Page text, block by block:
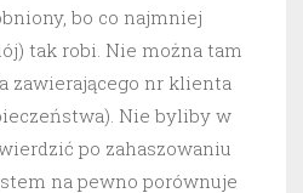
bo co najmniej
tak robi. Nie można tam
zawierającego nr klienta
Nie byliby w
po zahaszowaniu
na pewno porównuje